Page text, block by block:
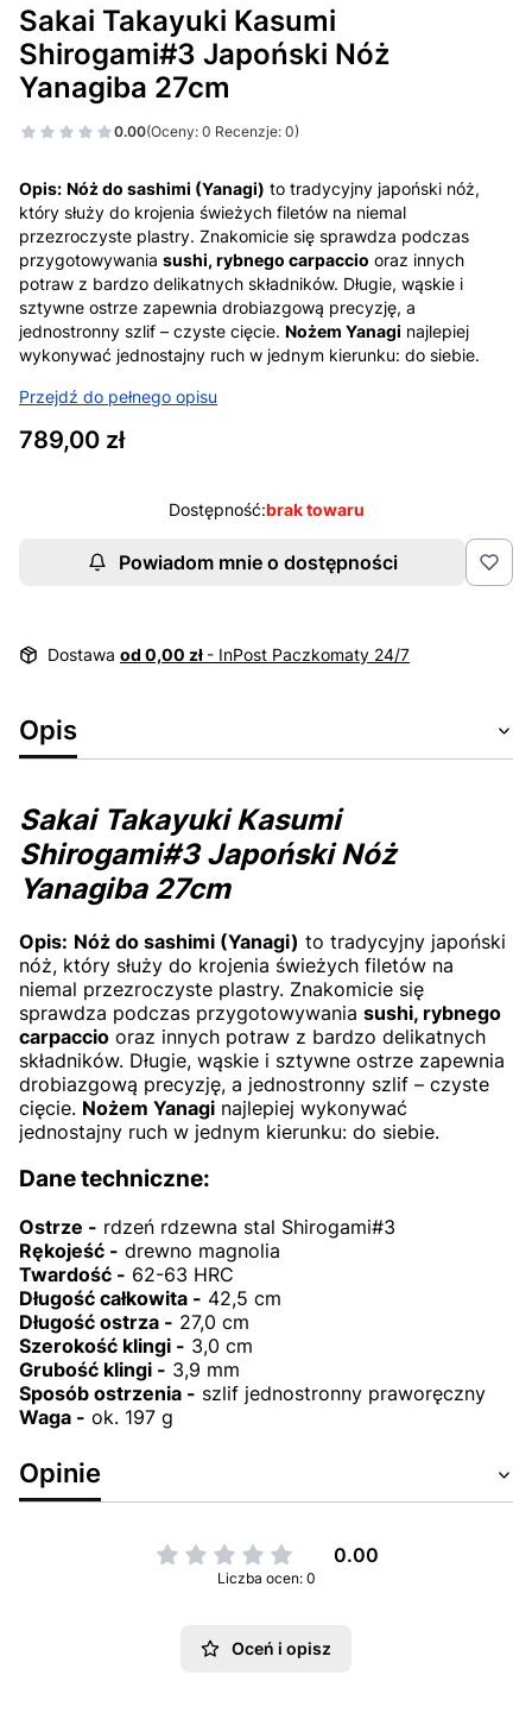
Sakai Takayuki Kasumi
Shirogami#3 Japoński Nóż
Yanagiba 27cm
0.00(Oceny: 0 Recenzje: 0)
Opis: Nóż do sashimi (Yanagi) to tradycyjny japoński nóż,
który służy do krojenia świeżych filetów na niemal
przezroczyste plastry. Znakomicie się sprawdza podczas
przygotowywania sushi, rybnego carpaccio oraz innych
potraw z bardzo delikatnych składników. Długie, wąskie i
sztywne ostrze zapewnia drobiazgową precyzję, a
jednostronny szlif – czyste cięcie. Nożem Yanagi najlepiej
wykonywać jednostajny ruch w jednym kierunku: do siebie.
Przejdź do pełnego opisu
Cena
789,00 zł
Dostępność:brak towaru
Powiadom mnie o dostępności
Dostawa od 0,00 zł - InPost Paczkomaty 24/7
Opis
Sakai Takayuki Kasumi
Shirogami#3 Japoński Nóż
Yanagiba 27cm
Opis: Nóż do sashimi (Yanagi) to tradycyjny japoński
nóż, który służy do krojenia świeżych filetów na
niemal przezroczyste plastry. Znakomicie się
sprawdza podczas przygotowywania sushi, rybnego
carpaccio oraz innych potraw z bardzo delikatnych
składników. Długie, wąskie i sztywne ostrze zapewnia
drobiazgową precyzję, a jednostronny szlif – czyste
cięcie. Nożem Yanagi najlepiej wykonywać
jednostajny ruch w jednym kierunku: do siebie.
Dane techniczne:
Ostrze - rdzeń rdzewna stal Shirogami#3
Rękojeść - drewno magnolia
Twardość - 62-63 HRC
Długość całkowita - 42,5 cm
Długość ostrza - 27,0 cm
Szerokość klingi - 3,0 cm
Grubość klingi - 3,9 mm
Sposób ostrzenia - szlif jednostronny praworęczny
Waga - ok. 197 g
Opinie
0.00
Liczba ocen: 0
Oceń i opisz